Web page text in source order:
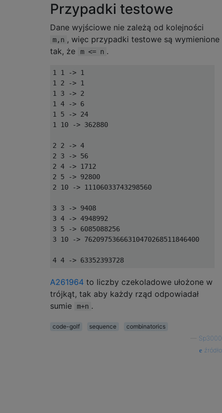
Przypadki testowe
Dane wyjściowe nie zależą od kolejności
m,n , więc przypadki testowe są wymienione
tak, że
m <= n .
1 1 -> 1
1 2 -> 1
1 3 -> 2
1 4 -> 6
1 5 -> 24
1 10 -> 362880
2 2 -> 4
2 3 -> 56
2 4 -> 1712
2 5 -> 92800
2 10 -> 11106033743298560
3 3 -> 9408
3 4 -> 4948992
3 5 -> 6085088256
3 10 -> 76209753666310470268511846400
A261964 to liczby czekoladowe ułożone w
trójkąt, tak aby każdy rząd odpowiadał
sumie
m+n .
code-golf sequence
combinatorics
Sp3000
źródło